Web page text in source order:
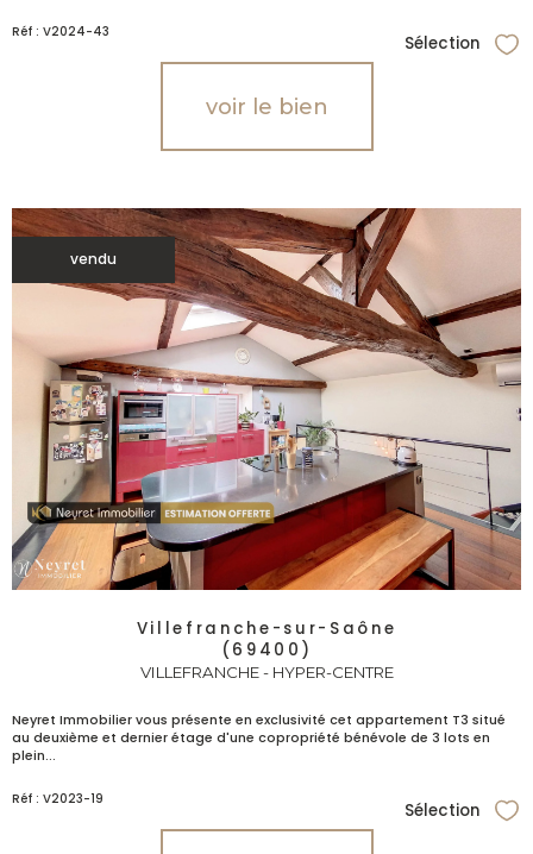
Réf : V2024-43
Sélection
voir le bien
vendu
Villefranche-sur-Saône
(69400)
VILLEFRANCHE - HYPER-CENTRE
Neyret Immobilier vous présente en exclusivité cet appartement T3 situé
au deuxième et dernier étage d'une copropriété bénévole de 3 lots en
plein...
Réf : V2023-19
Sélection